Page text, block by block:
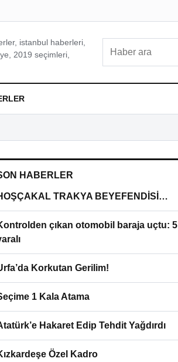
istanbul haberleri,
2019 seçimleri,
HABERLER
TRAKYA BEYEFENDİSİ…
çıkan otomobil baraja uçtu: 5
Korkutan Gerilim!
1 Kala Atama
Hakaret Edip Tehdit Yağdırdı
Özel Kadro